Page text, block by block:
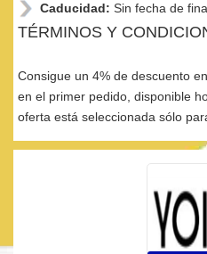
Caducidad: Sin fecha de
TÉRMINOS Y
Consigue un 4% de descuento
en el primer pedido, disponible
oferta está seleccionada sólo